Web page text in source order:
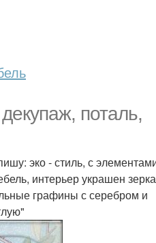
поталь,
эко - стиль, с
интерьер украшен
графины с серебром и